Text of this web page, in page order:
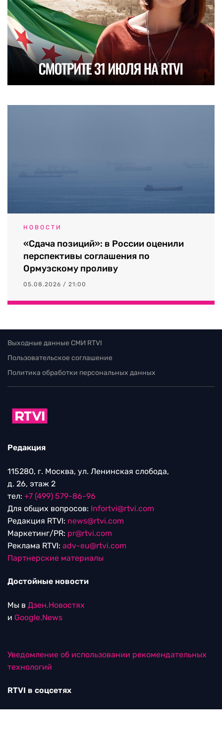
НОВОСТИ
«Сдача позиций»: в России оценили
перспективы соглашения по
Ормузскому проливу
05.08.2026 / 21:00
Выходные данные СМИ RTVI
Пользовательское соглашение
Политика обработки персональных данных
Редакция
115280, г. Москва, ул. Ленинская слобода,
д. 26, этаж 2
тел: +7 (499) 579-86-96
Для общих вопросов: Infortvi@rtvi.com
Редакция RTVI: news@rtvi.com
Маркетинг/PR: pr@rtvi.com
Реклама RTVI: adv-eu@rtvi.com
Партнерские материалы
Достойные новости
Мы в Дзен.Новостях
и Google.News
Уведомление об использовании рекомендательных
технологий
RTVI в соцсетях